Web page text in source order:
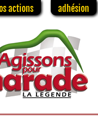
actions adhésion